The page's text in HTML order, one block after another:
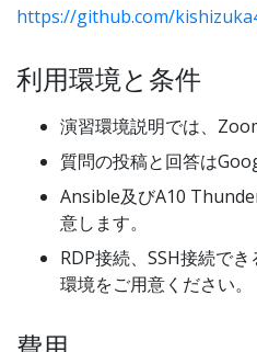
https://github.com/
利用環境と条件
演習環境説明では、
質問の投稿と回答は
Ansible及びA10
意します。
RDP接続、SSH接続で
環境をご用意ください。